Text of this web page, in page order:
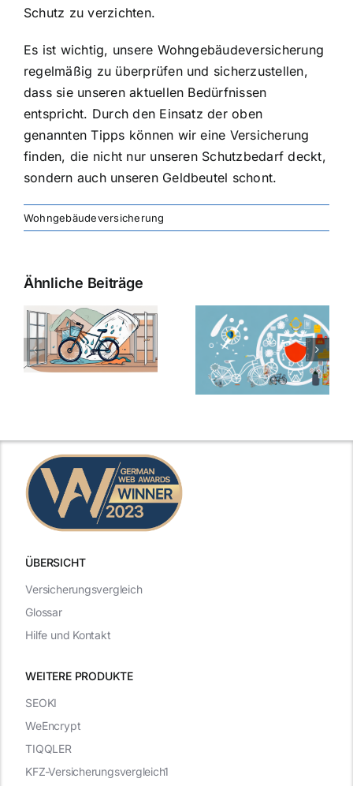
Schutz zu verzichten.
Es ist wichtig, unsere Wohngebäudeversicherung
regelmäßig zu überprüfen und sicherzustellen,
dass sie unseren aktuellen Bedürfnissen
entspricht. Durch den Einsatz der oben
genannten Tipps können wir eine Versicherung
finden, die nicht nur unseren Schutzbedarf deckt,
sondern auch unseren Geldbeutel schont.
Wohngebäudeversicherung
Ähnliche Beiträge
ÜBERSICHT
WEITERE PRODUKTE
Versicherungsvergleich
Glossar
Hilfe und Kontakt
SEOKI
WeEncrypt
TIQQLER
KFZ-Versicherungsvergleich1